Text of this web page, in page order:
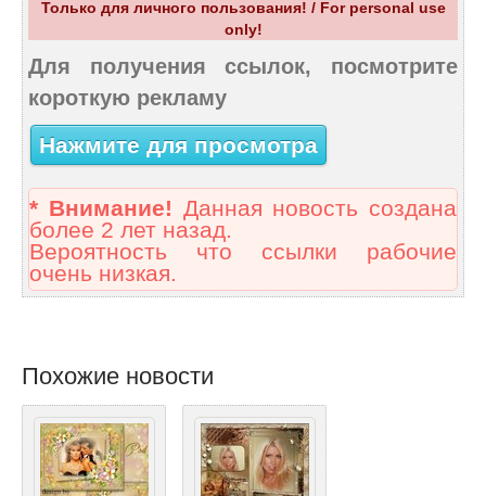
Только для личного пользования! / For personal use
only!
Для получения ссылок, посмотрите
короткую рекламу
Нажмите для просмотра
* Внимание! Данная новость создана
более 2 лет назад.
Вероятность что ссылки рабочие
очень низкая.
Похожие новости